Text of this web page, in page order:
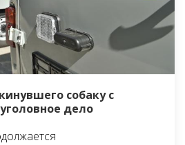
собаку с
дело